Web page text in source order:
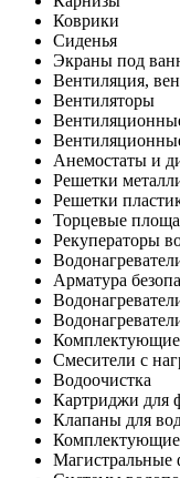
Коврики
Сиденья
Экраны под
Вентиляция,
Вентиляторы
Анемостаты и
Решетки
Решетки
Торцевые
Рекуператоры
Арматура
Комплектующие
Смесители с
Водоочистка
Картриджи для
Клапаны для
Комплектующие
Магистральные